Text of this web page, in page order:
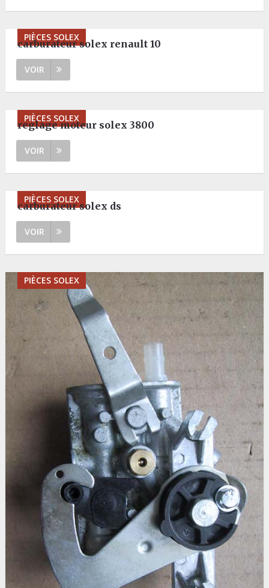
PIÈCES SOLEX
carburateur solex renault 10
VOIR
PIÈCES SOLEX
reglage moteur solex 3800
VOIR
PIÈCES SOLEX
carburateur solex ds
VOIR
PIÈCES SOLEX